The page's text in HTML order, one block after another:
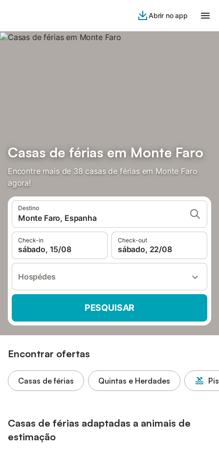
Abrir no app
Casas de férias em Monte Faro
Encontre mais de 38 casas de férias em Monte Faro
agora!
Destino
Monte Faro, Espanha
Check-in
sábado, 15/08
Check-out
sábado, 22/08
Hospédes
PESQUISAR
Encontrar ofertas
Casas de férias Quintas e Herdades
Casas de férias adaptadas a animais de
estimação